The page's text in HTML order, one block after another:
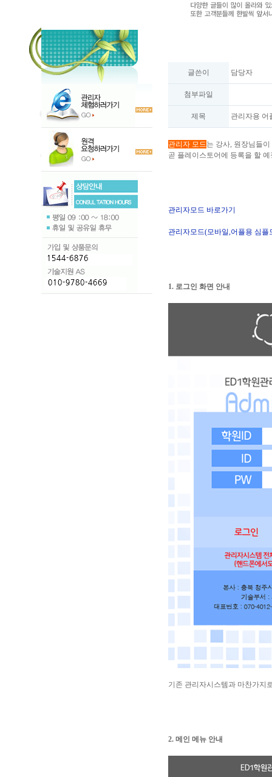
글쓴이 담당자
첨부파일
제목 관리자용 어
관리자 모드는 강사, 원장님들
곧 플레이스토어에 등록을 할
관리자모드 바로가기
관리자모드(모바일,어플용 심플
1. 로그인 화면 안내
기존 관리자시스템과 마찬가지
2. 메인 메뉴 안내